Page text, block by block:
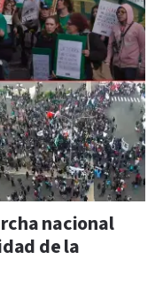
nacional
de la